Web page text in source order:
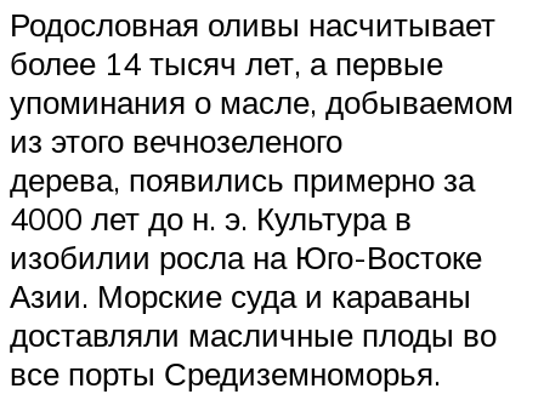
Родословная оливы насчитывает
более 14 тысяч лет, а первые
упоминания о масле, добываемом
из этого вечнозеленого
дерева, появились примерно за
4000 лет до н. э. Культура в
изобилии росла на Юго-Востоке
Азии. Морские суда и караваны
доставляли масличные плоды во
все порты Средиземноморья.